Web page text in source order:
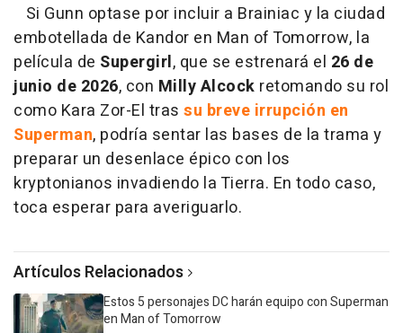
Si Gunn optase por incluir a Brainiac y la ciudad
embotellada de Kandor en Man of Tomorrow, la
película de Supergirl, que se estrenará el 26 de
junio de 2026, con Milly Alcock retomando su rol
como Kara Zor-El tras su breve irrupción en
Superman, podría sentar las bases de la trama y
preparar un desenlace épico con los
kryptonianos invadiendo la Tierra. En todo caso,
toca esperar para averiguarlo.
Artículos Relacionados
Estos 5 personajes DC harán equipo con Superman
en Man of Tomorrow